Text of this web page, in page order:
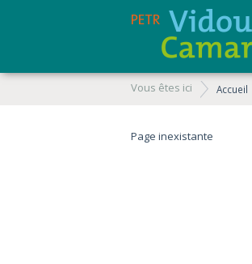
Vous êtes ici Accueil
Page inexistante